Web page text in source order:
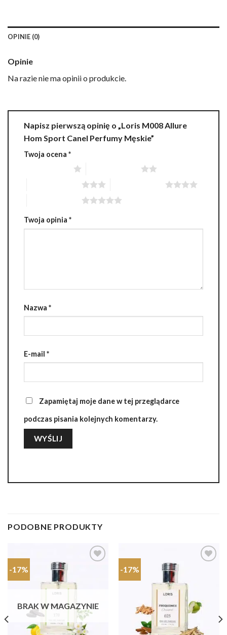
OPINIE (0)
Opinie
Na razie nie ma opinii o produkcie.
Napisz pierwszą opinię o „Loris M008 Allure
Hom Sport Canel Perfumy Męskie”
Twoja ocena *
Twoja opinia *
Nazwa *
E-mail *
Zapamiętaj moje dane w tej przeglądarce
podczas pisania kolejnych komentarzy.
PODOBNE PRODUKTY
-17%
Dodaj do
BRAK W MAGAZYNIE
-17%
Dodaj do